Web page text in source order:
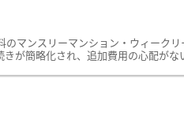
マンスリーマンション・ウィーク
簡略化され、追加費用の心配がな